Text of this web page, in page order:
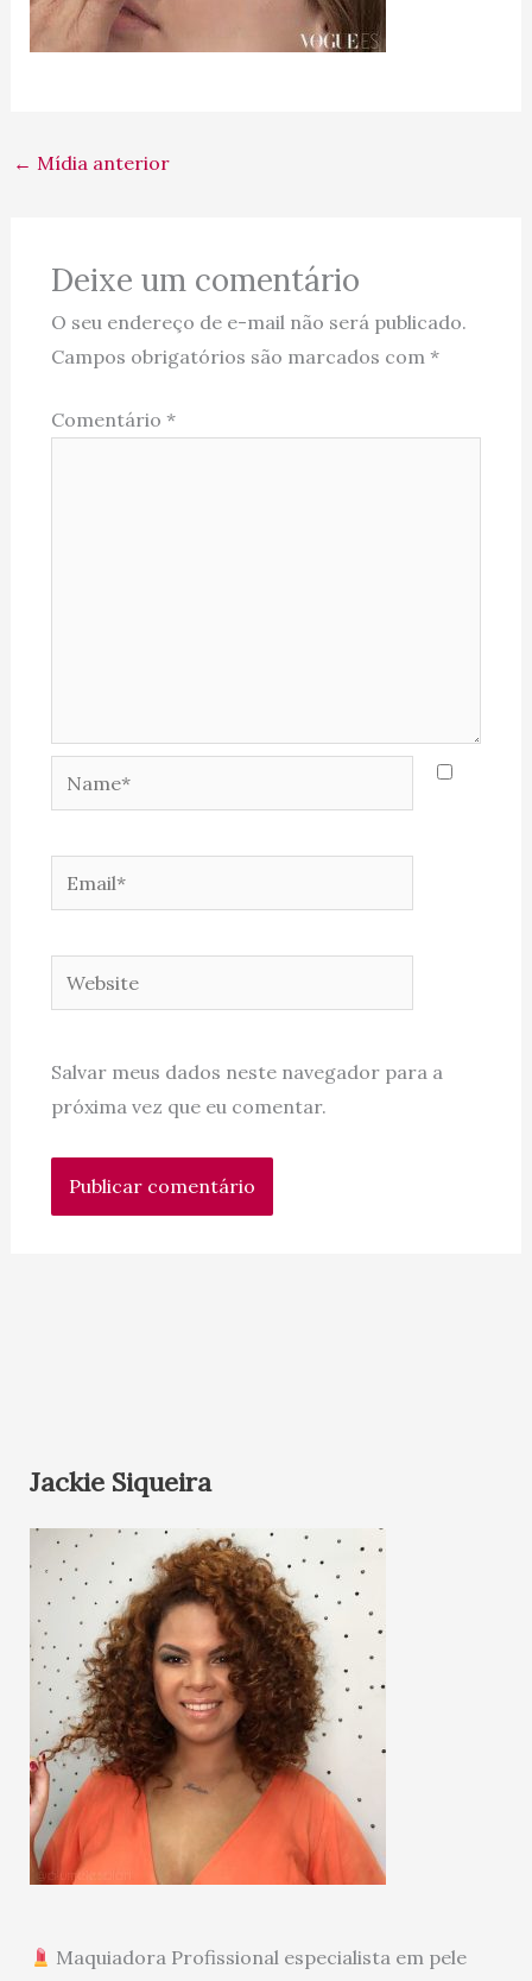
← Mídia anterior
Deixe um comentário
O seu endereço de e-mail não será publicado.
Campos obrigatórios são marcados com *
Comentário *
Name*
Email*
Website
Salvar meus dados neste navegador para a
próxima vez que eu comentar.
Jackie Siqueira
Maquiadora Profissional especialista em pele